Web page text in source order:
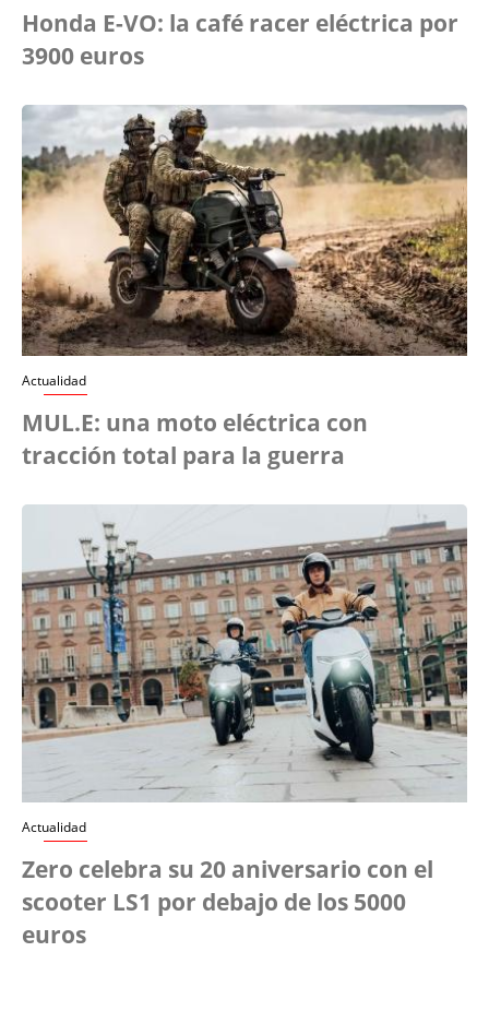
Honda E-VO: la café racer eléctrica por
3900 euros
Actualidad
MUL.E: una moto eléctrica con
tracción total para la guerra
Actualidad
Zero celebra su 20 aniversario con el
scooter LS1 por debajo de los 5000
euros